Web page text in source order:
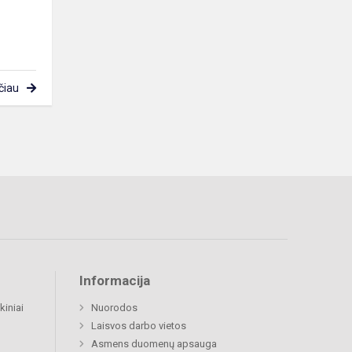
Informacija
Nuorodos
Laisvos darbo vietos
Asmens duomenų apsauga